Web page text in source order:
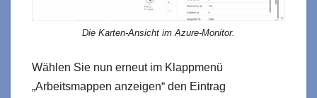
Die Karten-Ansicht im Azure-Monitor.
Wählen Sie nun erneut im Klappmenü
„Arbeitsmappen anzeigen“ den Eintrag